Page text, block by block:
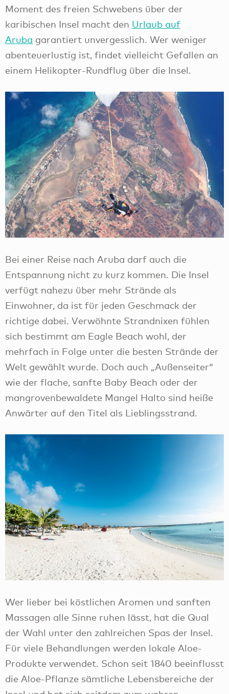
Moment des freien Schwebens über der
karibischen Insel macht den Urlaub auf
Aruba garantiert unvergesslich. Wer weniger
abenteuerlustig ist, findet vielleicht Gefallen an
einem Helikopter-Rundflug über die Insel.
Bei einer Reise nach Aruba darf auch die
Entspannung nicht zu kurz kommen. Die Insel
verfügt nahezu über mehr Strände als
Einwohner, da ist für jeden Geschmack der
richtige dabei. Verwöhnte Strandnixen fühlen
sich bestimmt am Eagle Beach wohl, der
mehrfach in Folge unter die besten Strände der
Welt gewählt wurde. Doch auch „Außenseiter“
wie der flache, sanfte Baby Beach oder der
mangrovenbewaldete Mangel Halto sind heiße
Anwärter auf den Titel als Lieblingsstrand.
Wer lieber bei köstlichen Aromen und sanften
Massagen alle Sinne ruhen lässt, hat die Qual
der Wahl unter den zahlreichen Spas der Insel.
Für viele Behandlungen werden lokale Aloe-
Produkte verwendet. Schon seit 1840 beeinflusst
die Aloe-Pflanze sämtliche Lebensbereiche der